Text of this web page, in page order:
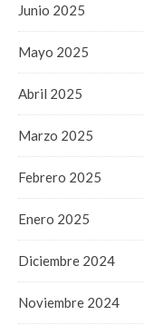
Junio 2025
Mayo 2025
Abril 2025
Marzo 2025
Febrero 2025
Enero 2025
Diciembre 2024
Noviembre 2024